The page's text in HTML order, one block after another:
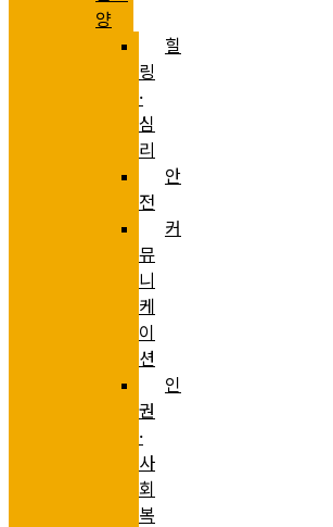
양
힐
링
·
심
리
안
전
커
뮤
니
케
이
션
인
권
·
사
회
복